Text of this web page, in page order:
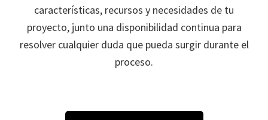
características, recursos y necesidades de tu
proyecto, junto una disponibilidad continua para
resolver cualquier duda que pueda surgir durante el
proceso.